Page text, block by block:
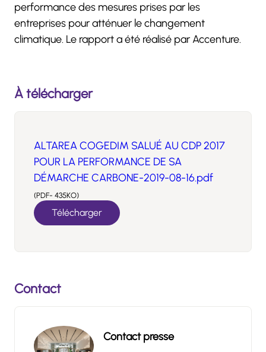
performance des mesures prises par les
entreprises pour atténuer le changement
climatique. Le rapport a été réalisé par Accenture.
À télécharger
ALTAREA COGEDIM SALUÉ AU CDP 2017
POUR LA PERFORMANCE DE SA
DÉMARCHE CARBONE-2019-08-16.pdf
(PDF- 435KO)
Télécharger
Contact
Contact presse